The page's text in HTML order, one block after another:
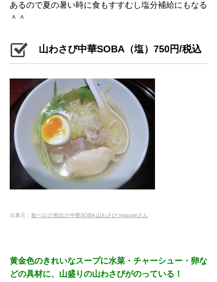
あるので夏の暑い時に食もすすむし塩分補給にもなる
＾＾
山わさび中華SOBA（塩）750円/税込
出典元： 食ベログ/和出汁中華SOBA 山わさび macponさん
黄金色のきれいなスープに水菜・ チャーシュー・卵な
どの具材に、 山盛りの山わさびがのっている！